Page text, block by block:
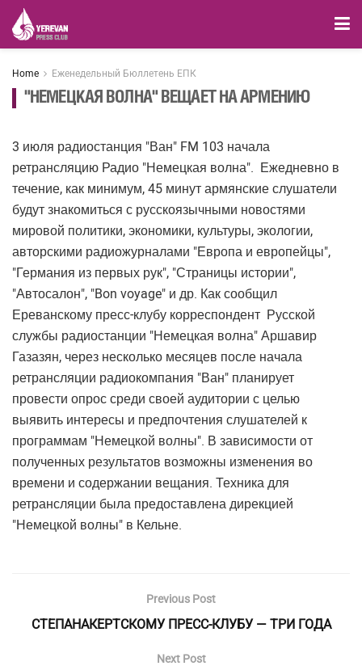
Home Еженедельный Бюллетень ЕПК
"НЕМЕЦКАЯ ВОЛНА" ВЕЩАЕТ НА АРМЕНИЮ
3 июля радиостанция "Ван" FM 103 начала
ретрансляцию Радио "Немецкая волна". Ежедневно в
течение, как минимум, 45 минут армянские слушатели
будут знакомиться с русскоязычными новостями
мировой политики, экономики, культуры, экологии,
авторскими радиожурналами "Европа и европейцы",
"Германия из первых рук", "Страницы истории",
"Автосалон", "Bon voyage" и др. Как сообщил
Ереванскому пресс-клубу корреспондент Русской
службы радиостанции "Немецкая волна" Аршавир
Газазян, через несколько месяцев после начала
ретрансляции радиокомпания "Ван" планирует
провести опрос среди своей аудитории с целью
выявить интересы и предпочтения слушателей к
программам "Немецкой волны". В зависимости от
полученных результатов возможны изменения во
времени и содержании вещания. Техника для
ретрансляции была предоставлена дирекцией
"Немецкой волны" в Кельне.
Previous Post
СТЕПАНАКЕРТСКОМУ ПРЕСС-КЛУБУ — ТРИ ГОДА
Next Post